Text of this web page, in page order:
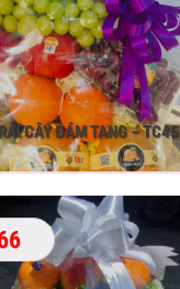
CÂY ĐÁM TANG – TC45